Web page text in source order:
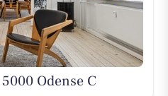
Odense C